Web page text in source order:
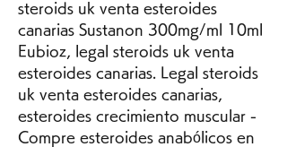
steroids uk venta esteroides
canarias Sustanon 300mg/ml 10ml
Eubioz, legal steroids uk venta
esteroides canarias. Legal steroids
uk venta esteroides canarias,
esteroides crecimiento muscular -
Compre esteroides anabólicos en